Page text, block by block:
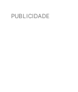
PUBLICIDADE